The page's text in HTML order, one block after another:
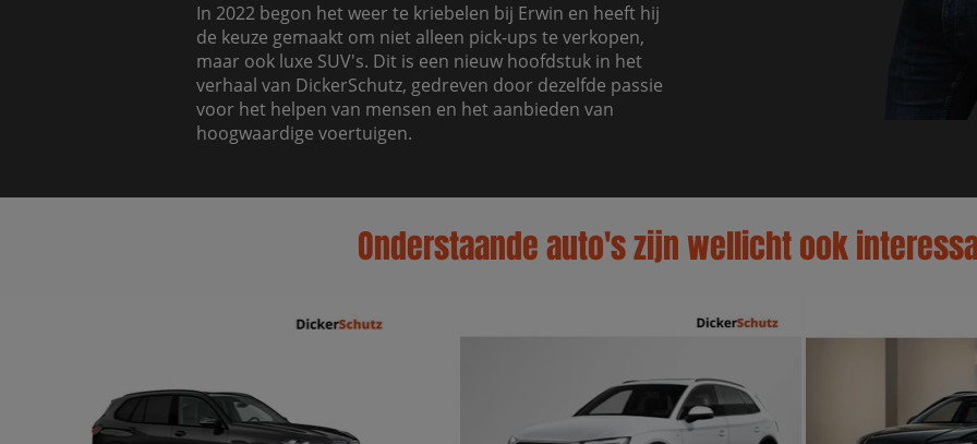
In 2022 begon het weer te kriebelen bij Erwin en heeft hij
de keuze gemaakt om niet alleen pick-ups te verkopen,
maar ook luxe SUV's. Dit is een nieuw hoofdstuk in het
verhaal van DickerSchutz, gedreven door dezelfde passie
voor het helpen van mensen en het aanbieden van
hoogwaardige voertuigen.
Onderstaande auto's zijn wellicht ook